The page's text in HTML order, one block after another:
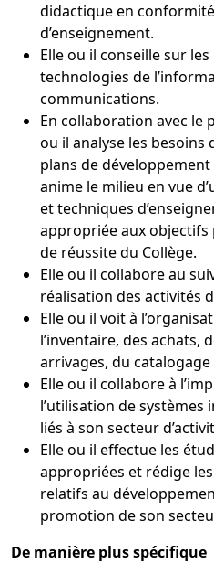
didactique en
d’enseignement.
Elle ou il conseille sur
technologies de
communications.
En collaboration avec le
ou il analyse les besoins
plans de
anime le milieu en vue
et techniques
appropriée aux objectifs
de réussite du Collège.
Elle ou il collabore au
réalisation des activités
Elle ou il voit à
l’inventaire, des achats,
arrivages, du
Elle ou il collabore à
l’utilisation de systèmes
liés à son secteur
Elle ou il effectue les
appropriées et rédige
relatifs au
promotion de son
De manière plus spécifique